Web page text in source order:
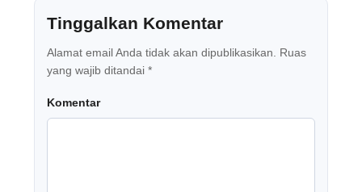
Tinggalkan Komentar
Alamat email Anda tidak akan dipublikasikan. Ruas
yang wajib ditandai *
Komentar